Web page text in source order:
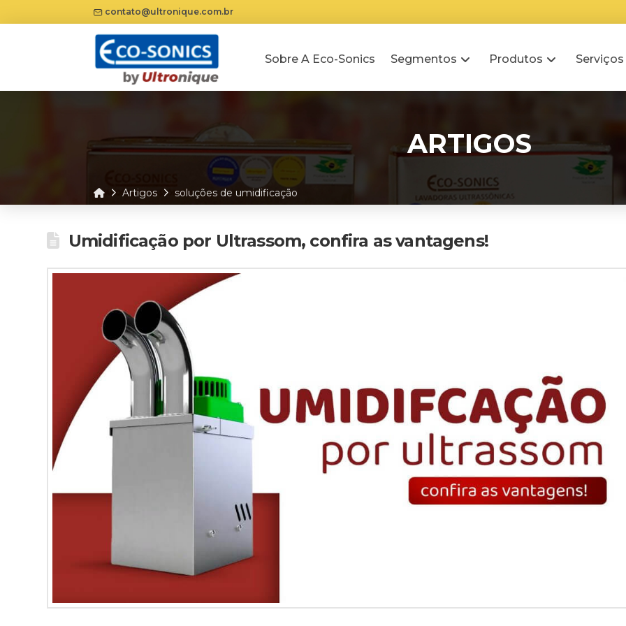
contato@ultronique.com.br
Sobre A Eco-Sonics Segmentos Produtos
ARTIGOS
HomeArtigos soluções de umidificação
Umidificação por Ultrassom, confira as vantagens!